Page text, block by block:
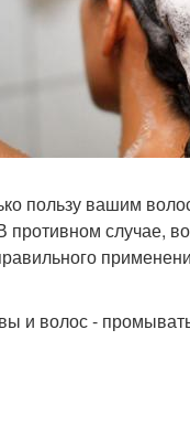
пользу вашим
случае,
и волос -